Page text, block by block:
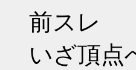
前スレ
いざ頂点